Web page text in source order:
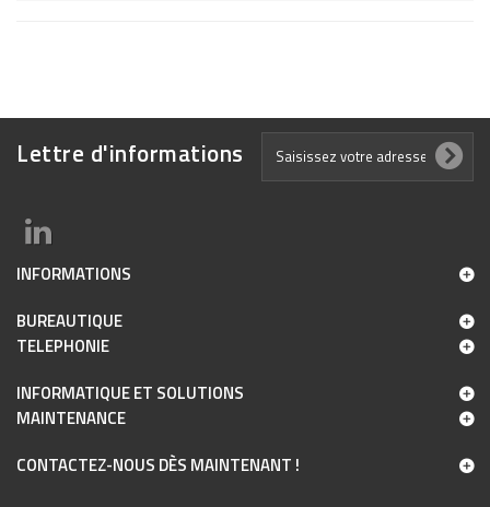
Lettre d'informations
INFORMATIONS
BUREAUTIQUE
TELEPHONIE
INFORMATIQUE ET SOLUTIONS
MAINTENANCE
CONTACTEZ-NOUS DÈS MAINTENANT !